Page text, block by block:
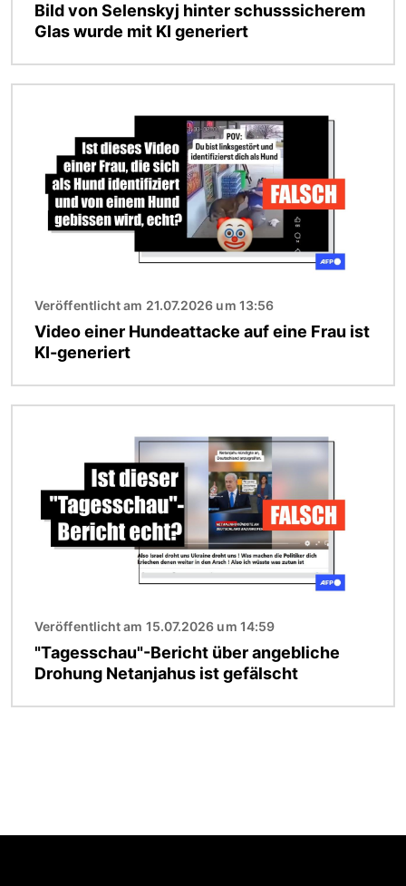
Bild von Selenskyj hinter schusssicherem
Glas wurde mit KI generiert
Veröffentlicht am 21.07.2026 um 13:56
Video einer Hundeattacke auf eine Frau ist
KI-generiert
Veröffentlicht am 15.07.2026 um 14:59
"Tagesschau"-Bericht über angebliche
Drohung Netanjahus ist gefälscht